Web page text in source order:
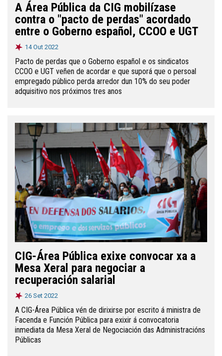
A Área Pública da CIG mobilízase
contra o "pacto de perdas" acordado
entre o Goberno español, CCOO e UGT
14 Out 2022
Pacto de perdas que o Goberno español e os sindicatos
CCOO e UGT veñen de acordar e que suporá que o persoal
empregado público perda arredor dun 10% do seu poder
adquisitivo nos próximos tres anos
CIG-Área Pública exixe convocar xa a
Mesa Xeral para negociar a
recuperación salarial
26 Set 2022
A CIG-Área Pública vén de dirixirse por escrito á ministra de
Facenda e Función Pública para exixir á convocatoria
inmediata da Mesa Xeral de Negociación das Administracións
Públicas